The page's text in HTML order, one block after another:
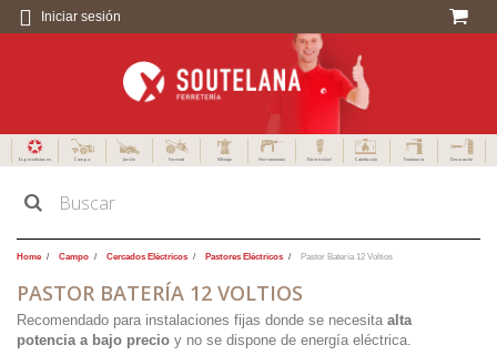
Iniciar sesión
Especialistas en Campo Jardín Forestal Menaje Herramientas Electricidad Calefacción Fontanería Decoración
Home Campo Cercados Eléctricos Pastores Eléctricos Pastor Batería 12 Voltios
PASTOR BATERÍA 12 VOLTIOS
Recomendado para instalaciones fijas donde se necesita alta
potencia a bajo precio y no se dispone de energía eléctrica.